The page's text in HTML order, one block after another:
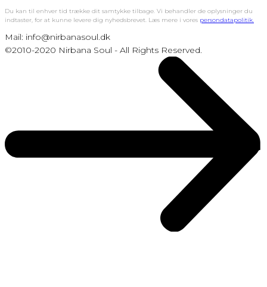
Du kan til enhver tid trække dit samtykke tilbage. Vi behandler de oplysninger du
indtaster, for at kunne levere dig nyhedsbrevet. Læs mere i vores persondatapolitik.
Mail: info@nirbanasoul.dk
©2010-2020 Nirbana Soul - All Rights Reserved.